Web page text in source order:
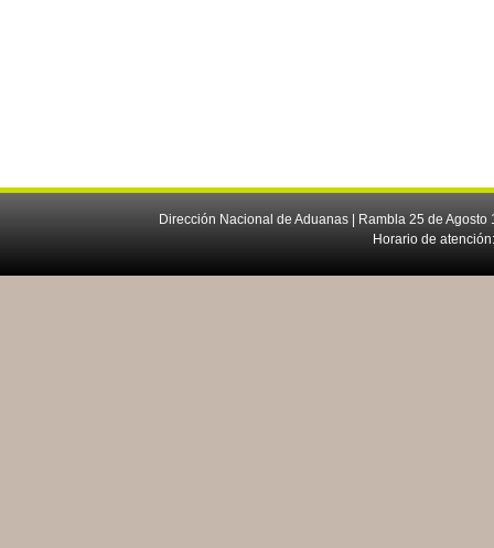
Dirección Nacional de Aduanas | Rambla 25 de
Horario de